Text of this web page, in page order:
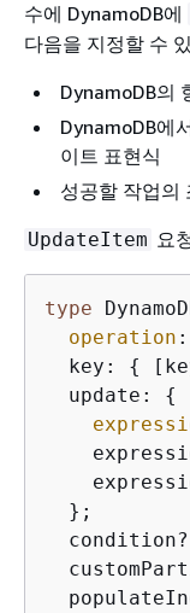
수에 DynamoDB에
다음을 지정할 수
DynamoDB의
DynamoDB에
이트 표현식
성공할 작업의
UpdateItem 요
type
operation :
  key:
{
  update:
{
  };